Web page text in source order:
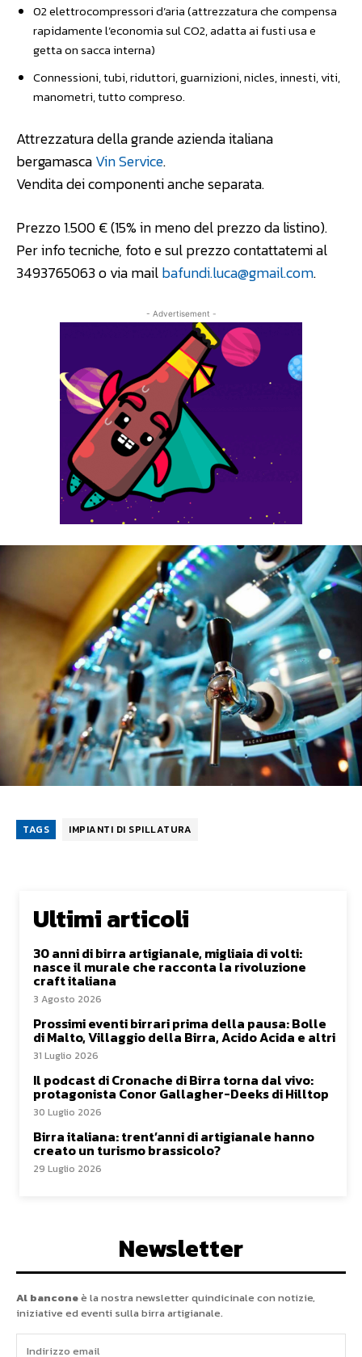
02 elettrocompressori d’aria (attrezzatura che compensa
rapidamente l’economia sul CO2, adatta ai fusti usa e
getta on sacca interna)
Connessioni, tubi, riduttori, guarnizioni, nicles, innesti, viti,
manometri, tutto compreso.
Attrezzatura della grande azienda italiana
bergamascaVin Service.
Vendita dei componenti anche separata.
Prezzo 1.500 € (15% in meno del prezzo da listino).
Per info tecniche, foto e sul prezzo contattatemi al
3493765063 o via mailbafundi.luca@gmail.com.
- Advertisement -
TAGS IMPIANTI DI SPILLATURA
Ultimi articoli
30 anni di birra artigianale, migliaia di volti:
nasce il murale che racconta la rivoluzione
craft italiana
3 Agosto 2026
Prossimi eventi birrari prima della pausa: Bolle
di Malto, Villaggio della Birra, Acido Acida e altri
31 Luglio 2026
Il podcast di Cronache di Birra torna dal vivo:
protagonista Conor Gallagher-Deeks di Hilltop
30 Luglio 2026
Birra italiana: trent’anni di artigianale hanno
creato un turismo brassicolo?
29 Luglio 2026
Newsletter
Al banconeè la nostra newsletter quindicinale con notizie,
iniziative ed eventi sulla birra artigianale.